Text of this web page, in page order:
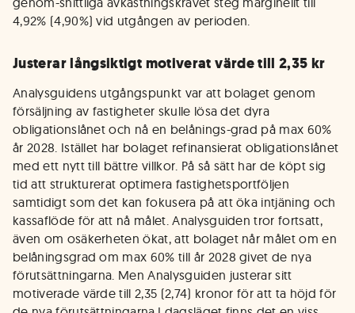
4,92% (4,90%) vid utgången av perioden.
Justerar långsiktigt motiverat värde till 2,35 kr
Analysguidens utgångspunkt var att bolaget genom
försäljning av fastigheter skulle lösa det dyra
obligationslånet och nå en belånings-grad på max 60%
år 2028. Istället har bolaget refinansierat obligationslånet
med ett nytt till bättre villkor. På så sätt har de köpt sig
tid att strukturerat optimera fastighetsportföljen
samtidigt som det kan fokusera på att öka intjäning och
kassaflöde för att nå målet. Analysguiden tror fortsatt,
även om osäkerheten ökat, att bolaget når målet om en
belåningsgrad om max 60% till år 2028 givet de nya
förutsättningarna. Men Analysguiden justerar sitt
motiverade värde till 2,35 (2,74) kronor för att ta höjd för